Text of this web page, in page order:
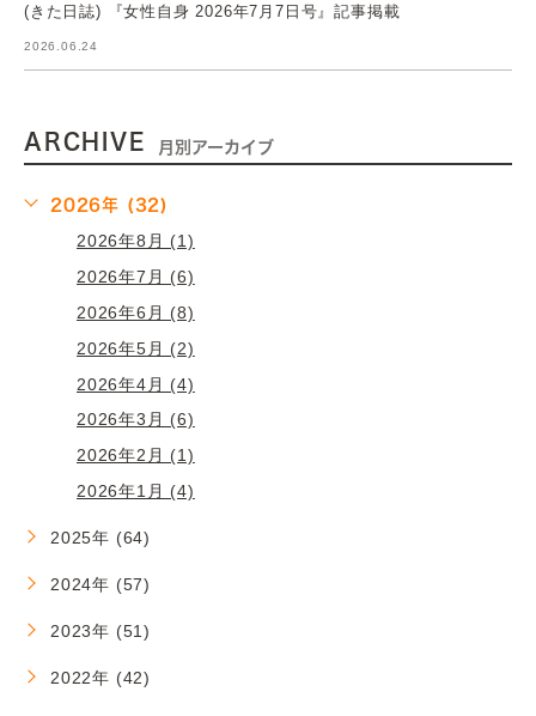
(きた日誌) 『女性自身 2026年7月7日号』記事掲載
2026.06.24
ARCHIVE 月別アーカイブ
2026年 (32)
2026年8月 (1)
2026年7月 (6)
2026年6月 (8)
2026年5月 (2)
2026年4月 (4)
2026年3月 (6)
2026年2月 (1)
2026年1月 (4)
2025年 (64)
2024年 (57)
2023年 (51)
2022年 (42)